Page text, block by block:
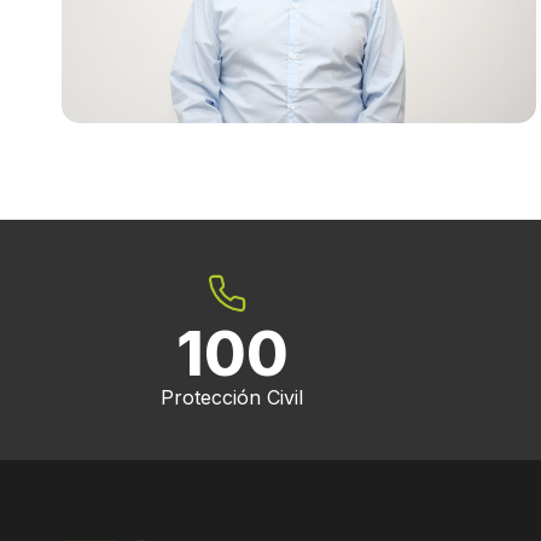
100
Protección Civil